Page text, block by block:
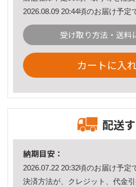
2026.08.09 20:44頃のお届け予定
受け取り方法・送料
カートに入
配送
納期目安：
2026.07.22 20:32頃のお届け予定
決済方法が、クレジット、代金